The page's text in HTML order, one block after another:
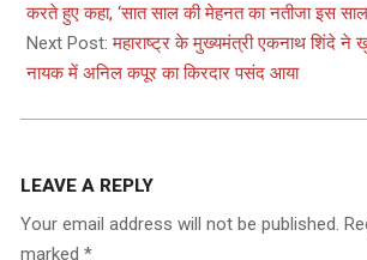
27
करते हुए कहा, ‘सात साल की मेहनत का नतीजा इस साल
Next Post:महाराष्ट्र के मुख्यमंत्री एकनाथ शिंदे ने
नायक में अनिल कपूर का किरदार पसंद आया
LEAVE A REPLY
Your email address will not be published.
marked *